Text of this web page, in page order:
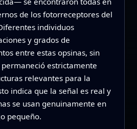
de los fotorreceptores del
individuos
y grados de
entre estas opsinas, sin
estrictamente
relevantes para la
indica que la señal es real y
se usan genuinamente en
pequeño.